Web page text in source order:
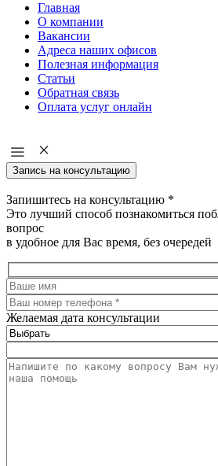
Главная
О компании
Вакансии
Адреса наших офисов
Полезная информация
Статьи
Обратная связь
Оплата услуг онлайн
Запись на консультацию
Запишитесь на консультацию *
Это лучший способ познакомиться
вопрос
в удобное для Вас время, без очередей
Желаемая дата консультации